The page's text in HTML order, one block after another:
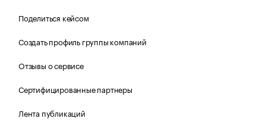
Поделиться кейсом
Создать профиль группы компаний
Отзывы о сервисе
Сертифицированные партнеры
Лента публикаций